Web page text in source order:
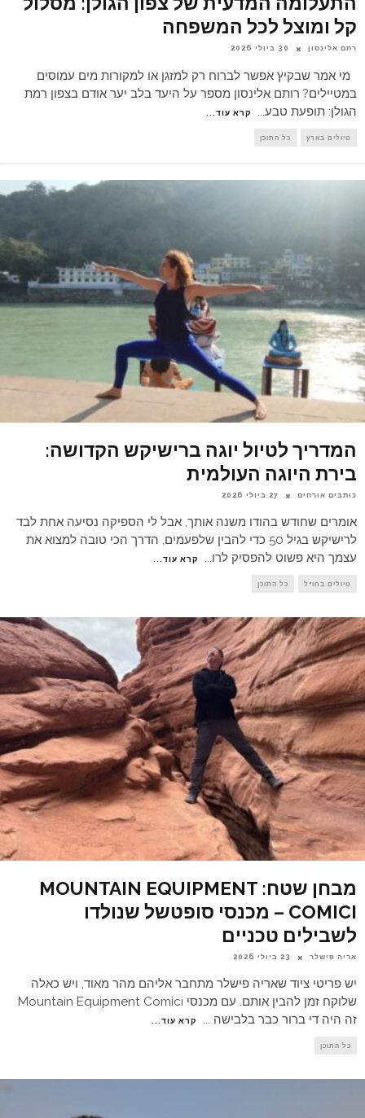
קל ומוצל לכל המשפחה
רתם אלינסון 30 ביולי 2026
מי אמר שבקיץ אפשר לברוח רק למזגן או למקורות מים עמוסים
במטיילים? רותם אלינסון מספר על היעד בלב יער אודם בצפון רמת
הגולן: תופעת טבע
קרא עוד...
טיולים בארץ כל התוכן
המדריך לטיול יוגה ברישיקש הקדושה:
בירת היוגה העולמית
כותבים אורחים 27 ביולי 2026
אומרים שחודש בהודו משנה אותך, אבל לי הספיקה נסיעה אחת לבד
לרישיקש בגיל 50 כדי להבין שלפעמים, הדרך הכי טובה למצוא את
עצמך היא פשוט להפסיק לרו... קרא עוד...
טיולים בחו"ל כל התוכן
מבחן שטח: MOUNTAIN EQUIPMENT
COMICI – מכנסי סופטשל שנולדו
לשבילים טכניים
אריה פישלר 23 ביולי 2026
יש פריטי ציוד שאריה פישלר מתחבר אליהם מהר מאוד, ויש כאלה
שלוקח זמן להבין אותם. עם מכנסי Mountain Equipment Comici
זה היה די ברור כבר בלבישה ... קרא עוד...
כל התוכן